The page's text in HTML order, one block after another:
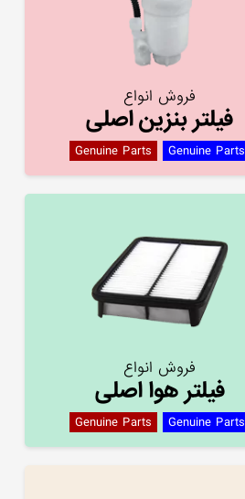
فروش انواع
فیلتر بنزین اصلی
Genuine Parts Genuine Parts
فروش انواع
فیلتر هوا اصلی
Genuine Parts Genuine Parts